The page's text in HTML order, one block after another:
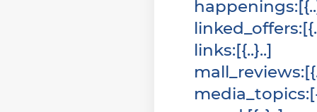
happenings:[{
linked_offers:[{
links:[{ } ]
mall_reviews:[{
media_topics:[